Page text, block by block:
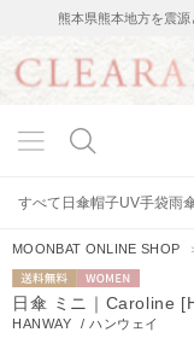
熊本県熊本地方を震
すべて 日傘帽子UV手袋雨
MOONBAT ONLINE SHOP
送料無料 WOMEN
日傘 ミニ｜Caroline
HANWAY /ハンウェイ